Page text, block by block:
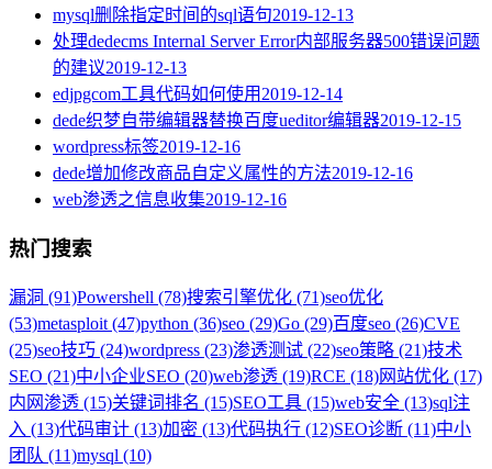
mysql删除指定时间的sql语句2019-12-13
处理dedecms Internal Server Error内部服务器500错误问题
的建议2019-12-13
edjpgcom工具代码如何使用 2019-12-14
dede织梦自带编辑器替换百度ueditor编辑器2019-12-15
wordpress标签2019-12-16
dede增加修改商品自定义属性的方法2019-12-16
web渗透之信息收集2019-12-16
热门搜索
漏洞 (91)Powershell (78)搜索引擎优化 (71)seo优化
(53)metasploit (47)python (36)seo (29)Go (29)百度seo (26)CVE
(25)seo技巧 (24)wordpress (23)渗透测试 (22)seo策略 (21)技术
SEO (21)中小企业SEO (20)web渗透 (19)RCE (18)网站优化 (17)
内网渗透 (15)关键词排名 (15)SEO工具 (15)web安全 (13)sql注
入 (13)代码审计 (13)加密 (13)代码执行 (12)SEO诊断 (11)中小
团队 (11)mysql (10)